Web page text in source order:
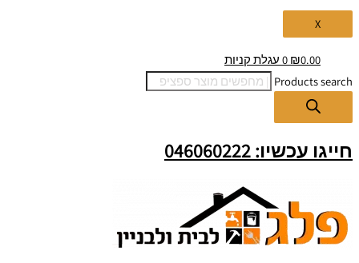
X
₪0.00
0 עגלת קניות
Products search
חייגו עכשיו: 046060222